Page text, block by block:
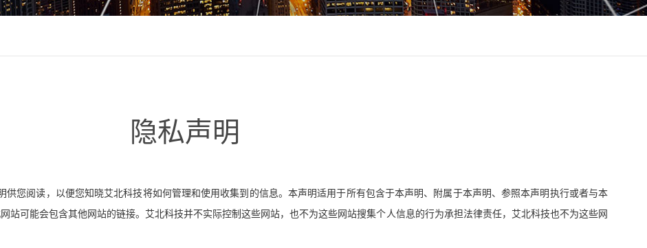
隐私声明
供您阅读，以便您知晓艾北科技将如何管理和使用收集到的信息。本声明适用于所有包含于本声明、附属于本声明、参照本声明执行或者与本
站可能会包含其他网站的链接。艾北科技并不实际控制这些网站，也不为这些网站搜集个人信息的行为承担法律责任，艾北科技也不为这些网